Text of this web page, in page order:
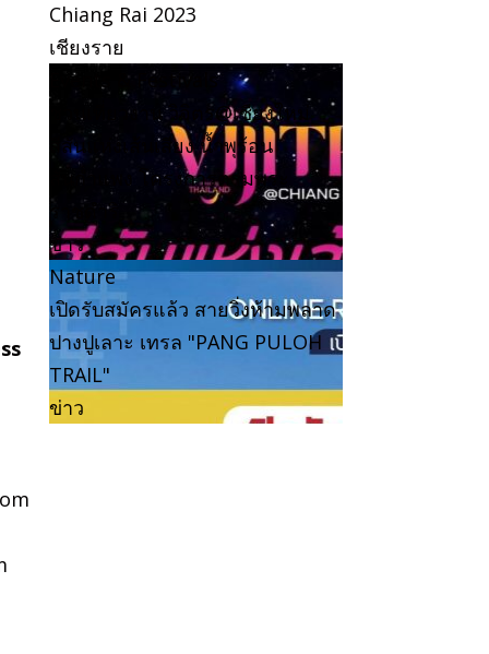
Chiang Rai 2023
เชียงราย
Events & Festivals
ชวนเที่ยวงาน วิจิตร@เชียงใหม่
สีสันแห่งเส้นเสียง น้ำพุร้อน
สันกำแพง โครงการตามพระ
ราชดำริ
ข่าว
Nature
เปิดรับสมัครแล้ว สายวิ่งห้ามพลาด
ปางปูเลาะ เทรล "PANG PULOH
TRAIL"
ข่าว